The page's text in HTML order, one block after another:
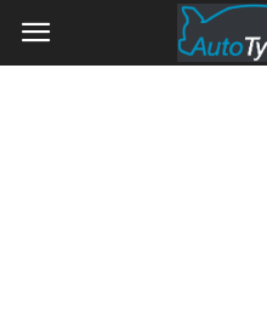
AutoTydzien.pl